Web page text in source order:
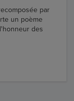
par
un poème
des